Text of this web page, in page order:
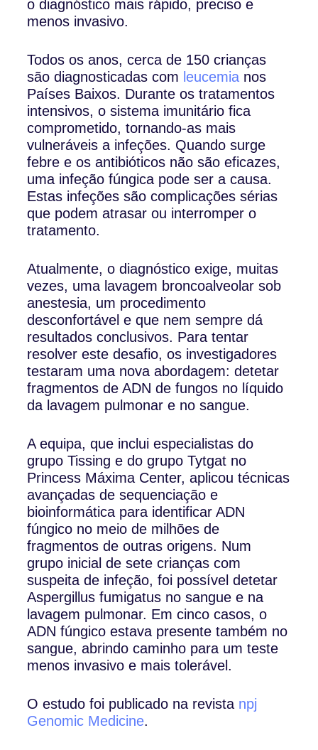
o diagnóstico mais rápido, preciso e
menos invasivo.
Todos os anos, cerca de 150 crianças
são diagnosticadas com leucemia nos
Países Baixos. Durante os tratamentos
intensivos, o sistema imunitário fica
comprometido, tornando-as mais
vulneráveis a infeções. Quando surge
febre e os antibióticos não são eficazes,
uma infeção fúngica pode ser a causa.
Estas infeções são complicações sérias
que podem atrasar ou interromper o
tratamento.
Atualmente, o diagnóstico exige, muitas
vezes, uma lavagem broncoalveolar sob
anestesia, um procedimento
desconfortável e que nem sempre dá
resultados conclusivos. Para tentar
resolver este desafio, os investigadores
testaram uma nova abordagem: detetar
fragmentos de ADN de fungos no líquido
da lavagem pulmonar e no sangue.
A equipa, que inclui especialistas do
grupo Tissing e do grupo Tytgat no
Princess Máxima Center, aplicou técnicas
avançadas de sequenciação e
bioinformática para identificar ADN
fúngico no meio de milhões de
fragmentos de outras origens. Num
grupo inicial de sete crianças com
suspeita de infeção, foi possível detetar
Aspergillus fumigatus no sangue e na
lavagem pulmonar. Em cinco casos, o
ADN fúngico estava presente também no
sangue, abrindo caminho para um teste
menos invasivo e mais tolerável.
O estudo foi publicado na revista npj
Genomic Medicine.